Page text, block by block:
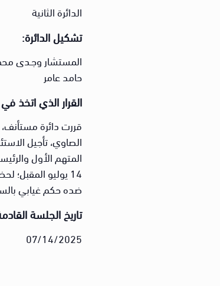
الدائرة الثانية
تشكيل الدائرة:
المستشار وجـدى
حامد عامر
القرار الذي اتخذ
قررت دائرة
الصاوي، تأجيل
المتهم الأول
14 يوليو
ضده حكم غيابي بالسجن المؤبد
تاريخ الجلسة
07/14/2025